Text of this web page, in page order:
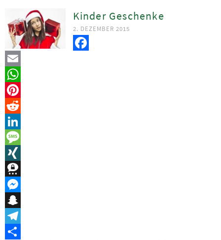
Kinder Geschenke
2. DEZEMBER 2015
Facebook
Email
WhatsApp
Pinterest
Reddit
LinkedIn
Message
XING
Threema
Messenger
Snapchat
Telegram